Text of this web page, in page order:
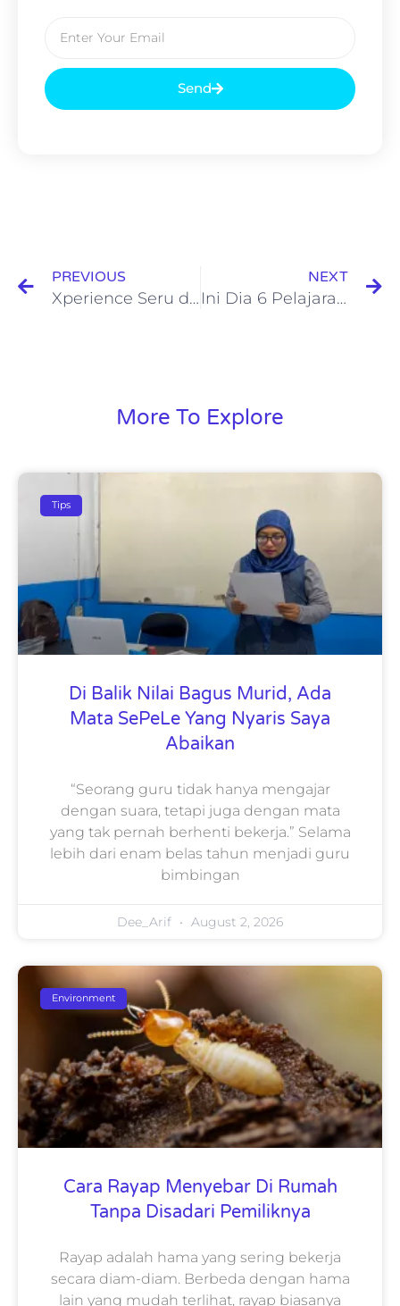
Send
PREVIOUS
Xperience Seru di Happy Kiddy City of Tomorrow
NEXT
Ini Dia 6 Pelajaran Berharga dari Film Frozen 2, Nomor 5 Bikin Baper!!
More To Explore
Tips
Di Balik Nilai Bagus Murid, Ada
Mata SePeLe Yang Nyaris Saya
Abaikan
“Seorang guru tidak hanya mengajar
dengan suara, tetapi juga dengan mata
yang tak pernah berhenti bekerja.” Selama
lebih dari enam belas tahun menjadi guru
bimbingan
Dee_Arif August 2, 2026
Environment
Cara Rayap Menyebar Di Rumah
Tanpa Disadari Pemiliknya
Rayap adalah hama yang sering bekerja
secara diam-diam. Berbeda dengan hama
lain yang mudah terlihat, rayap biasanya